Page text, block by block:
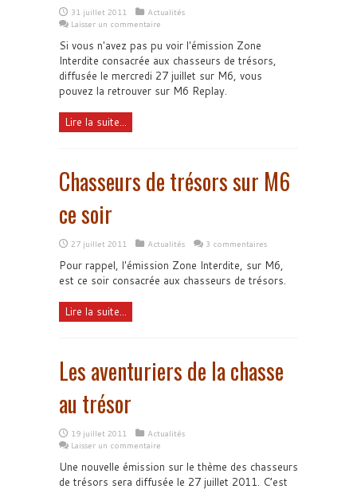
31 juillet 2011
Actualités
Laisser un commentaire
Si vous n'avez pas pu voir l'émission Zone
Interdite consacrée aux chasseurs de trésors,
diffusée le mercredi 27 juillet sur M6, vous
pouvez la retrouver sur M6 Replay.
Lire la suite...
Chasseurs de trésors sur M6
ce soir
27 juillet 2011 Actualités 3 commentaires
Pour rappel, l'émission Zone Interdite, sur M6,
est ce soir consacrée aux chasseurs de trésors.
Lire la suite...
Les aventuriers de la chasse
au trésor
19 juillet 2011
Actualités
Laisser un commentaire
Une nouvelle émission sur le thème des chasseurs
de trésors sera diffusée le 27 juillet 2011. C’est